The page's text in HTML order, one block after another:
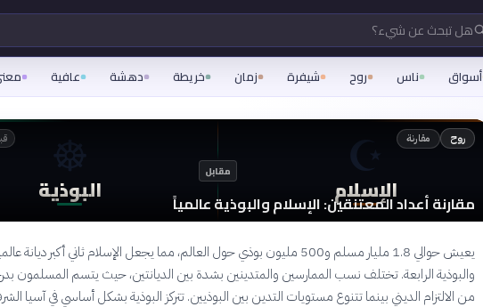
هل تبحث عن شيء؟
أسواق ناس روح شيفرة زمان خريطة دهشة عافية
روح مقارنة قبل ☪️
الإسلام
مقابل ☸️
البوذية مقارنة أعداد المعتنقين: الإسلام والبوذية عالمياً
يعيش حوالي 1.8 مليار مسلم و500 مليون بوذي حول العالم، مما يجعل الإسلام ثاني أكبر ديانة
والبوذية الرابعة. تختلف نسب الممارسين والمتدينين بشدة بين الديانتين، حيث يتسم المسلمون
من الالتزام الديني بينما تتنوع مستويات التدين بين البوذيين. تتركز البوذية بشكل أساسي في آسيا